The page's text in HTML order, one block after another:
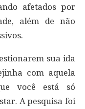
afetados por
além de não
sua ida
com aquela
você está só
A pesquisa foi